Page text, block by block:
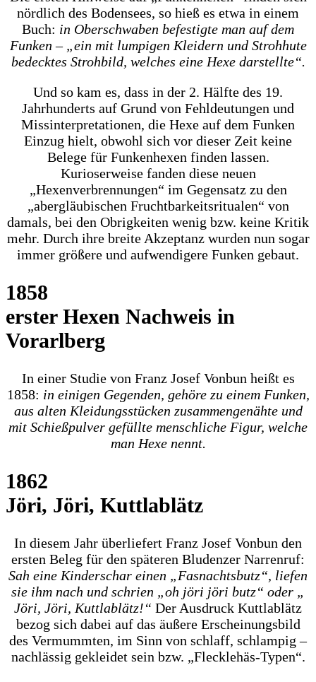
nördlich des Bodensees, so hieß es etwa in einem
Buch: in Oberschwaben befestigte man auf dem
Funken – „ein mit lumpigen Kleidern und Strohhute
bedecktes Strohbild, welches eine Hexe darstellte“.
Und so kam es, dass in der 2. Hälfte des 19.
Jahrhunderts auf Grund von Fehldeutungen und
Missinterpretationen, die Hexe auf dem Funken
Einzug hielt, obwohl sich vor dieser Zeit keine
Belege für Funkenhexen finden lassen.
Kurioserweise fanden diese neuen
„Hexenverbrennungen“ im Gegensatz zu den
„abergläubischen Fruchtbarkeitsritualen“ von
damals, bei den Obrigkeiten wenig bzw. keine Kritik
mehr. Durch ihre breite Akzeptanz wurden nun sogar
immer größere und aufwendigere Funken gebaut.
1858
erster Hexen Nachweis in
Vorarlberg
In einer Studie von Franz Josef Vonbun heißt es
1858: in einigen Gegenden, gehöre zu einem Funken,
aus alten Kleidungsstücken zusammengenähte und
mit Schießpulver gefüllte menschliche Figur, welche
man Hexe nennt.
1862
Jöri, Jöri, Kuttlablätz
In diesem Jahr überliefert Franz Josef Vonbun den
ersten Beleg für den späteren Bludenzer Narrenruf:
Sah eine Kinderschar einen „Fasnachtsbutz“, liefen
sie ihm nach und schrien „oh jöri jöri butz“ oder „
Jöri, Jöri, Kuttlablätz!“ Der Ausdruck Kuttlablätz
bezog sich dabei auf das äußere Erscheinungsbild
des Vermummten, im Sinn von schlaff, schlampig –
nachlässig gekleidet sein bzw. „Flecklehäs-Typen“.